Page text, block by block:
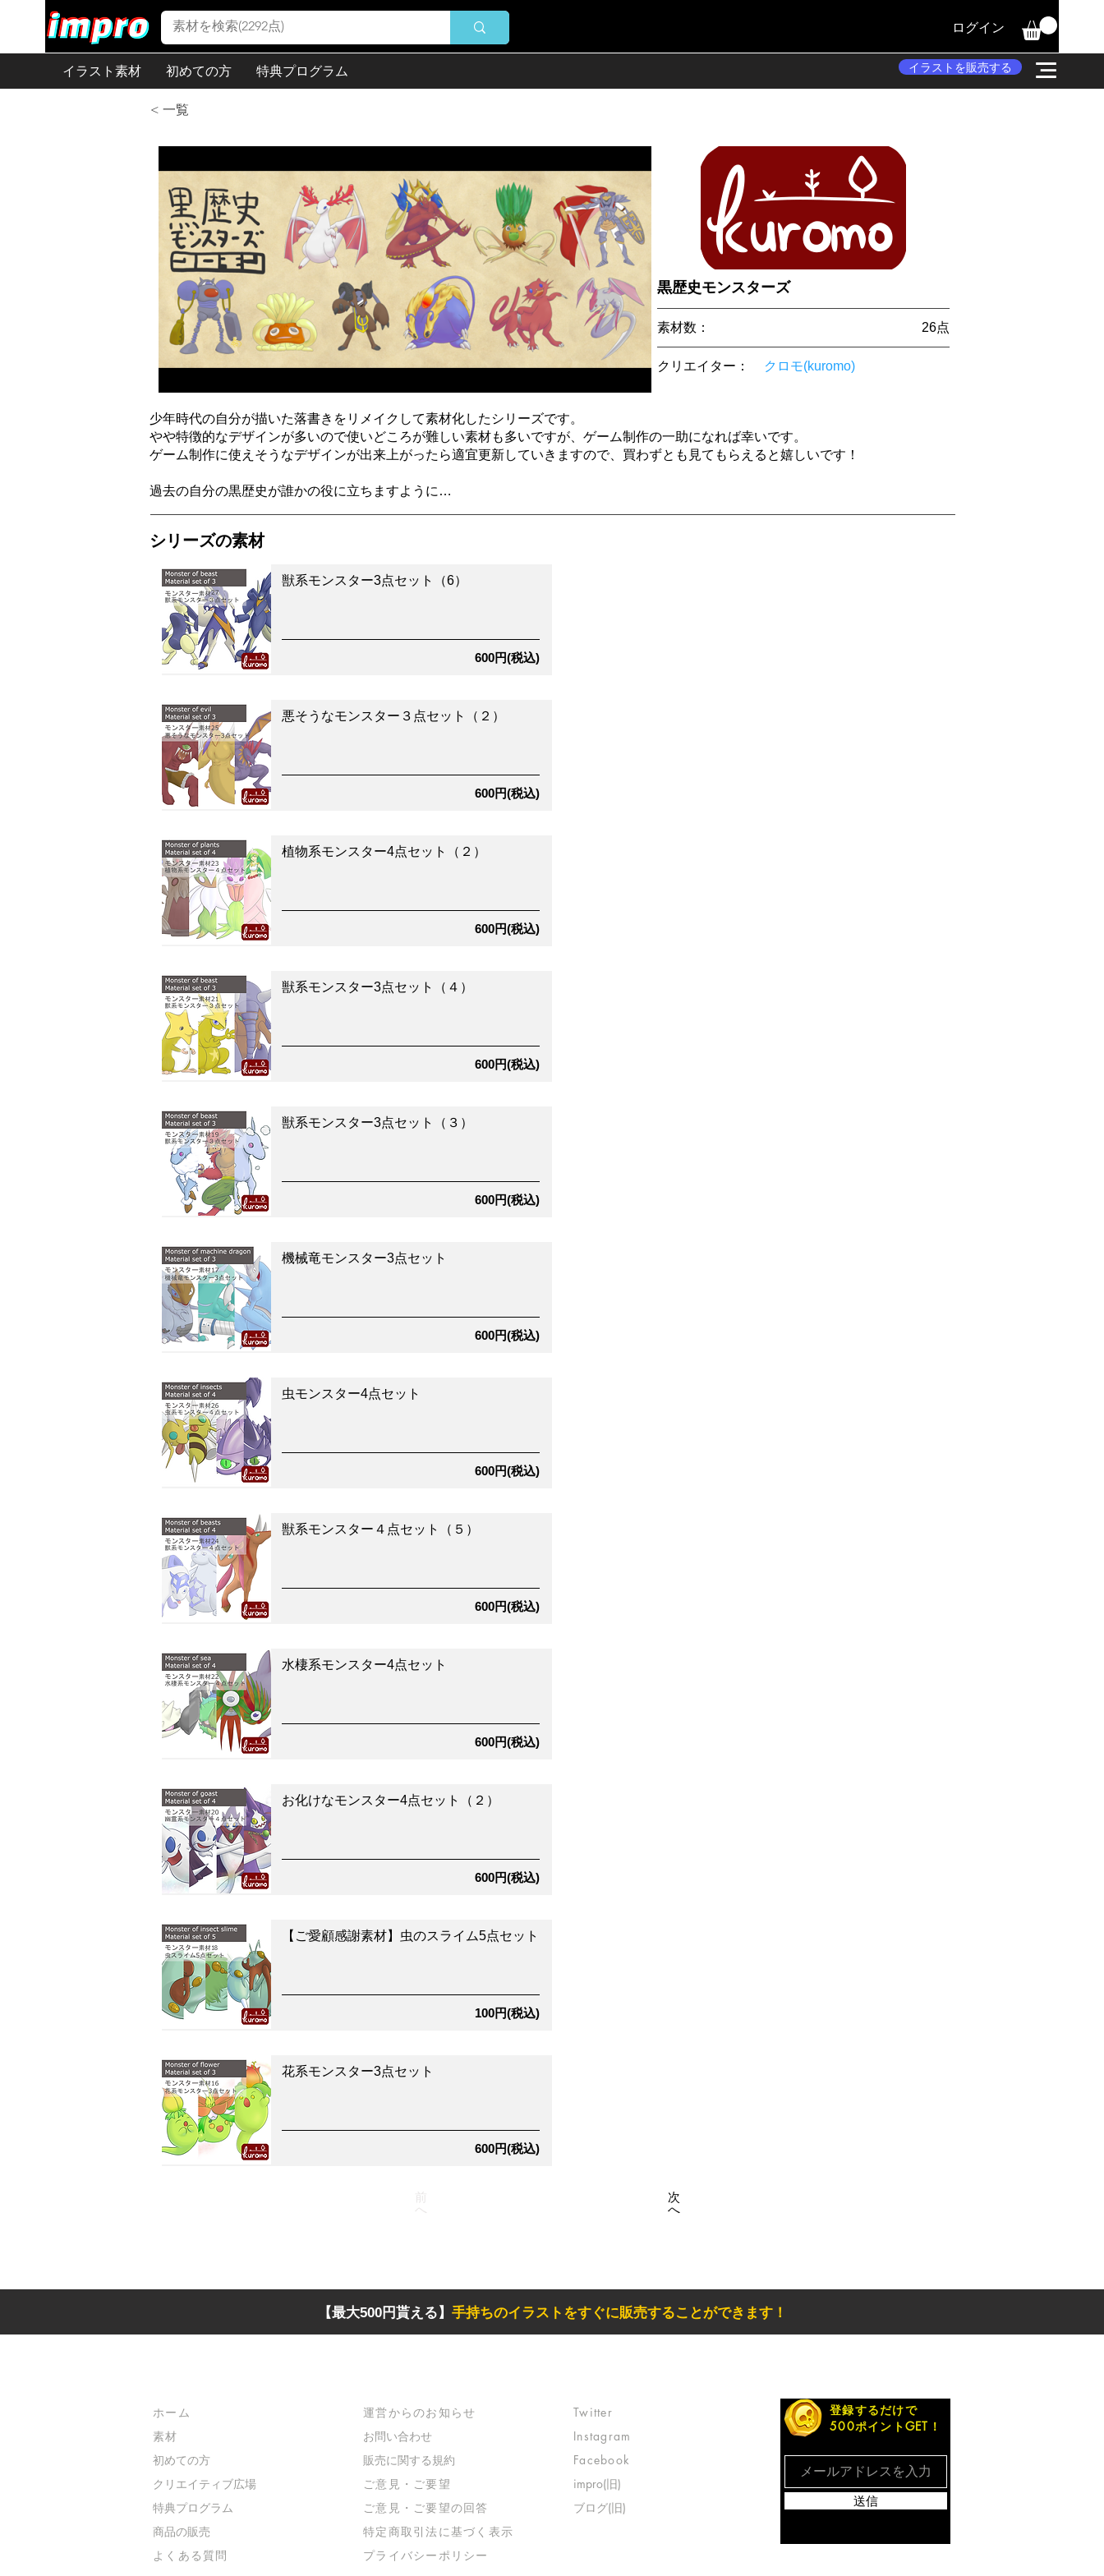
ログイン
イラスト素材 初めての方 特典プログラム イラストを販売する
< 一覧
黒歴史モンスターズ
素材数： 26​点
クリエイター ： クロモ(kuromo)
少年時代の自分が描いた落書きをリメイクして素材化したシリーズです。
やや特徴的なデザインが多いので使いどころが難しい素材も多いですが、ゲーム制作の一助になれば幸いです。
ゲーム制作に使えそうなデザインが出来上がったら適宜更新していきますので、買わずとも見てもらえると嬉しいです！
過去の自分の黒歴史が誰かの役に立ちますように…
シリーズの素材
獣系モンスター3点セット（6）
600円(税込)
悪そうなモンスター３点セット（２）
600円(税込)
植物系モンスター4点セット（２）
600円(税込)
獣系モンスター3点セット（４）
600円(税込)
獣系モンスター3点セット（３）
600円(税込)
機械竜モンスター3点セット
600円(税込)
虫モンスター4点セット
600円(税込)
獣系モンスター４点セット（５）
600円(税込)
水棲系モンスター4点セット
600円(税込)
お化けなモンスター4点セット（２）
600円(税込)
【ご愛顧感謝素材】虫のスライム5点セット
100円(税込)
花系モンスター3点セット
600円(税込)
前
へ
次
へ
【最大500円貰える】 手持ちのイラストをすぐに販売することができます！
ホーム
素材
初めての方
​クリエイティブ広場
​特典プログラム
​商品の販売
よくある質問
​運営からのお知らせ
お問い合わせ
​販売に関する規約
​ご意見・ご要望
​ご意見・ご要望の回答
特定商取引法に基づく表示
​プライバシーポリシー
Twitter
Instagram
Facebook
impro(旧)​
ブログ(旧)
登録するだけで
500ポイントGET！
送信